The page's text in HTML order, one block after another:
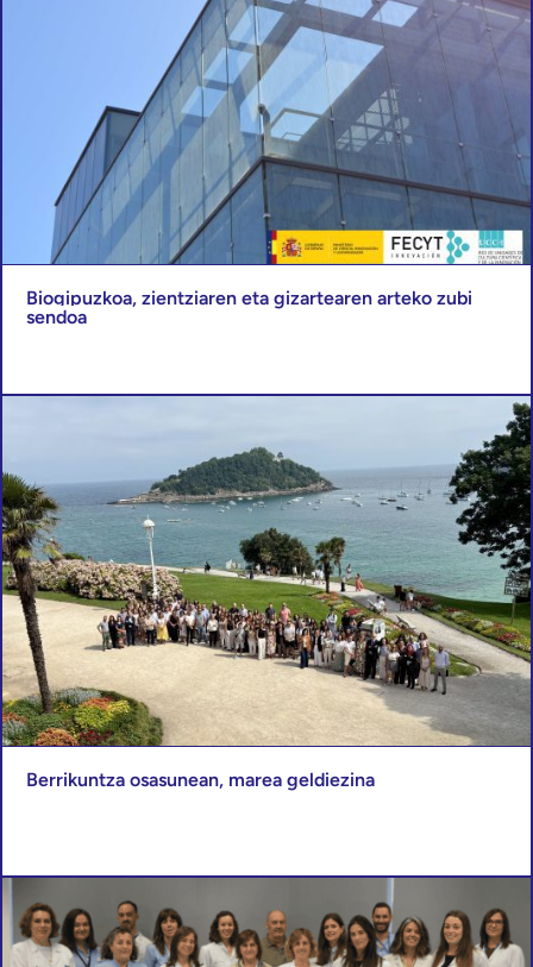
Biogipuzkoa, zientziaren eta gizartearen arteko zubi
sendoa
Berrikuntza osasunean, marea geldiezina